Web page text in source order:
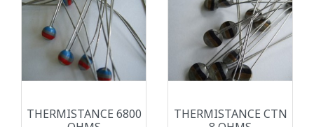
THERMISTANCE 6800
THERMISTANCE CTN